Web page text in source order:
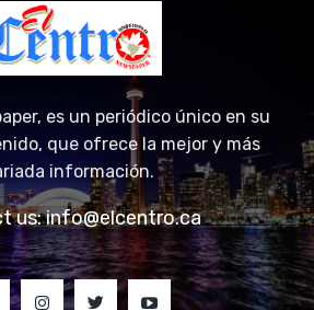
es un periódico único en su
que ofrece la mejor y más
información.
us:info@elcentro.ca